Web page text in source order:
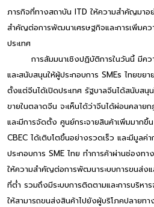
ภารกิจที่ทางสถาบัน ITD ให้ความสำคัญมาอ
สำคัญต่อการพัฒนาเศรษฐกิจและการเพิ่มค
ประเทศ
การสัมมนาเชิงปฏิบัติการในวันนี้ มีคว
และสนับสนุนให้ผู้ประกอบการ SMEs ไทยขย
ตั้งแต่จีนได้เปิดประเทศ รัฐบาลจีนได้สนับสนุน
ขายในตลาดจีน จะเห็นได้ว่าจีนได้ผ่อนคลาย
และมีการจัดตั้ง ศูนย์กระจายสินค้าเพิ่มมากขึ้
CBEC ได้เติบโตขึ้นอย่างรวดเร็ว และมีมูลค่
ประกอบการ SME ไทย ทำการค้าผ่านช่องท
ให้ความสำคัญต่อการพัฒนาระบบการขนส่ง
ที่ต่ำ รวมถึงมีระบบการติดตามและการบริหา
ให้สามารถขนส่งสินค้าไปยังผู้บริโภคปลายท